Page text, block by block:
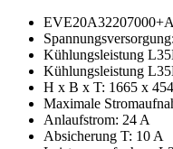
Kühlungsleistung
Kühlungsleistung
H x B x T: 1665 x
Maximale
Anlaufstrom: 24 A
Absicherung T: 10 A